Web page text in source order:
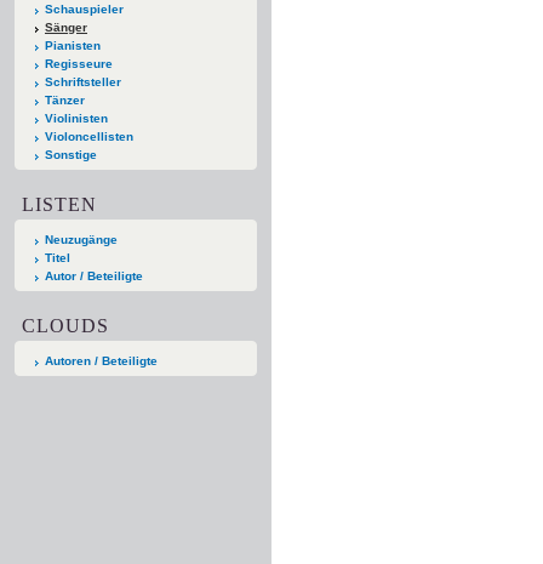
Schauspieler
Sänger
Pianisten
Regisseure
Schriftsteller
Tänzer
Violinisten
Violoncellisten
Sonstige
LISTEN
Neuzugänge
Titel
Autor / Beteiligte
CLOUDS
Autoren / Beteiligte